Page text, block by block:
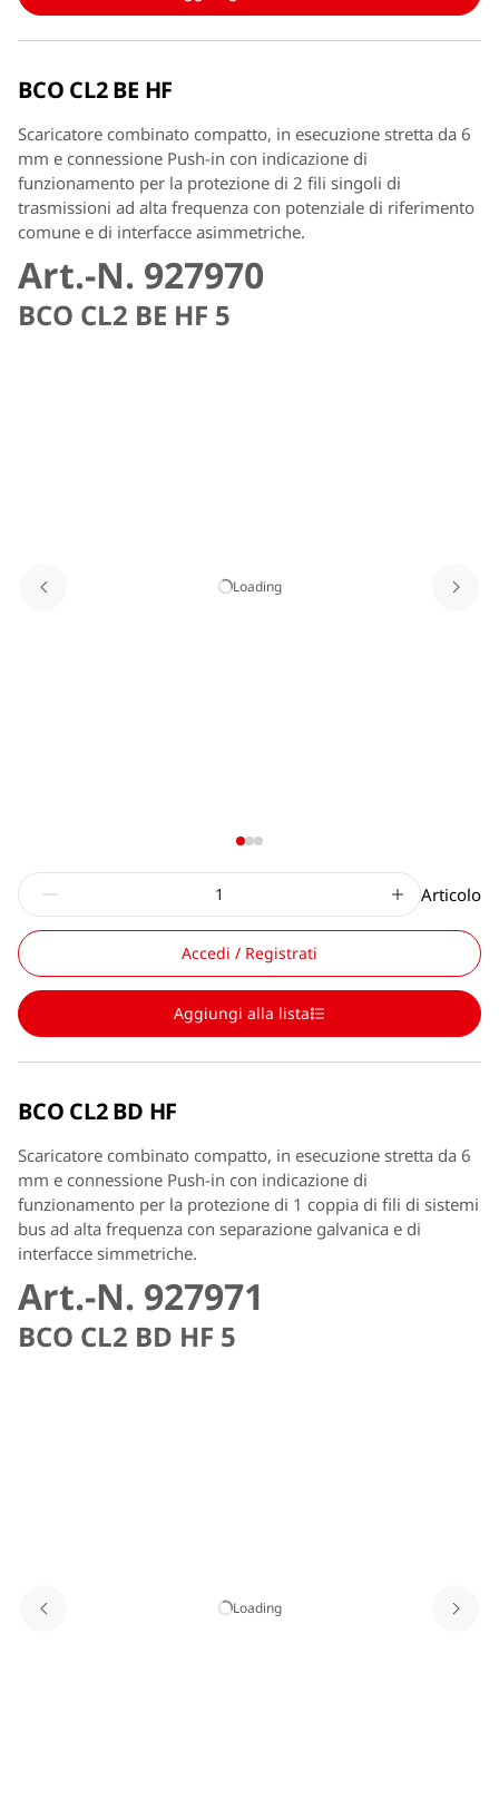
BCO CL2 BE HF
Scaricatore combinato compatto, in esecuzione stretta da 6
mm e connessione Push-in con indicazione di
funzionamento per la protezione di 2 fili singoli di
trasmissioni ad alta frequenza con potenziale di riferimento
comune e di interfacce asimmetriche.
Art.-N. 927970
BCO CL2 BE HF 5
Loading
Articolo
Accedi / Registrati
Aggiungi alla lista
BCO CL2 BD HF
Scaricatore combinato compatto, in esecuzione stretta da 6
mm e connessione Push-in con indicazione di
funzionamento per la protezione di 1 coppia di fili di sistemi
bus ad alta frequenza con separazione galvanica e di
interfacce simmetriche.
Art.-N. 927971
BCO CL2 BD HF 5
Loading